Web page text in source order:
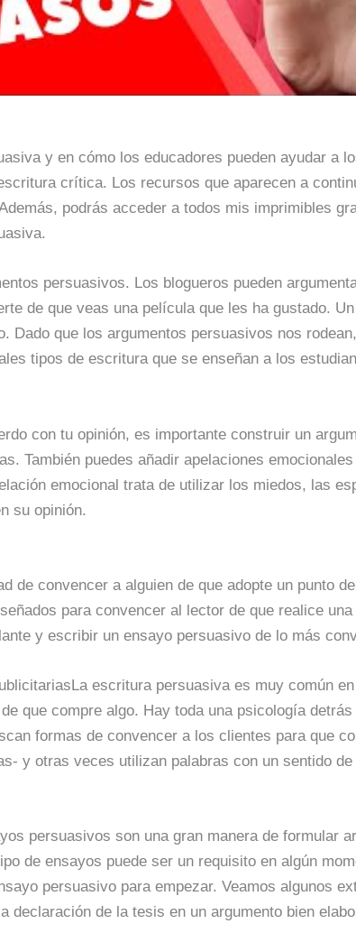
y en cómo los educadores pueden ayudar a
crítica. Los recursos que aparecen a
podrás acceder a todos mis imprimibles
persuasivos. Los blogueros pueden
de que veas una película que les ha gustado.
Dado que los argumentos persuasivos nos
tipos de escritura que se enseñan a los
con tu opinión, es importante construir un
También puedes añadir apelaciones
emocional trata de utilizar los miedos, las
su opinión.
de convencer a alguien de que adopte un punto
para convencer al lector de que realice
y escribir un ensayo persuasivo de lo más
escritura persuasiva es muy común
que compre algo. Hay toda una psicología
formas de convencer a los clientes para que
y otras veces utilizan palabras con un sentido
persuasivos son una gran manera de formular
de ensayos puede ser un requisito en algún
persuasivo para empezar. Veamos algunos
declaración de la tesis en un argumento bien